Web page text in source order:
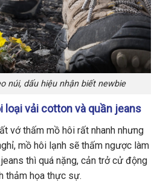
núi, dấu hiệu nhận biết newbie
loại vải cotton và quần jeans
vớ thấm mồ hôi rất nhanh nhưng
mồ hôi lạnh sẽ thấm ngược làm
thì quá nặng, cản trở cử động
thảm họa thực sự.